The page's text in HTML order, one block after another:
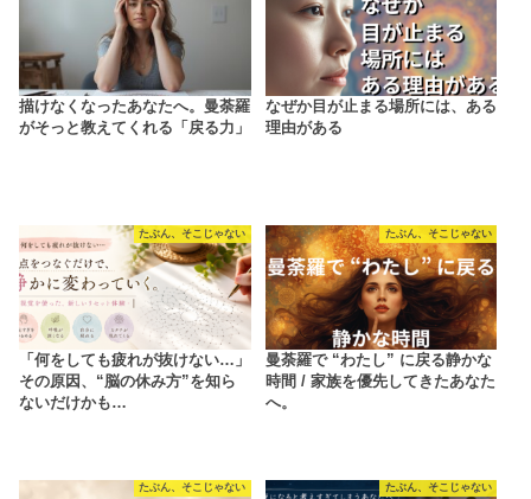
描けなくなったあなたへ。曼荼羅
がそっと教えてくれる「戻る力」
なぜか目が止まる場所には、ある
理由がある
たぶん、そこじゃない
「何をしても疲れが抜けない…」
その原因、“脳の休み方”を知ら
ないだけかも…
たぶん、そこじゃない
曼荼羅で “わたし” に戻る静かな
時間 / 家族を優先してきたあなた
へ。
たぶん、そこじゃない たぶん、そこじゃない